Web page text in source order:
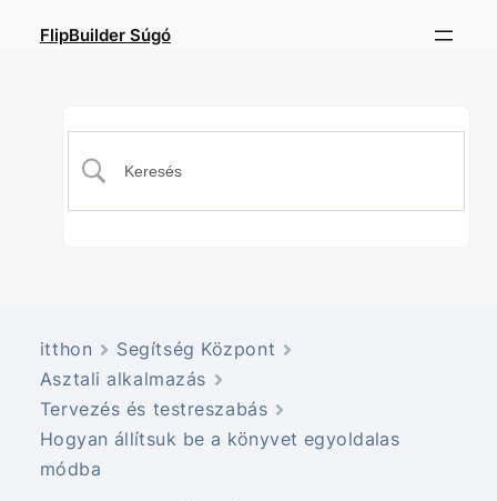
FlipBuilder Súgó
itthon
Segítség Központ
Asztali alkalmazás
Tervezés és testreszabás
Hogyan állítsuk be a könyvet egyoldalas
módba